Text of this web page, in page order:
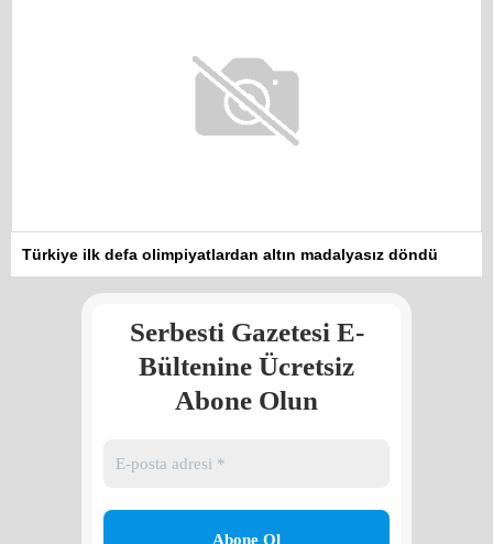
Türkiye ilk defa olimpiyatlardan altın madalyasız döndü
Serbesti Gazetesi E-
Bültenine Ücretsiz
Abone Olun
Kadına şiddet “Devlet” eliyle
meşrulaştırılıyor
Atilla Yüceak
Colani’nin arkasındaki güç
Faruk eş-Şara mı?
Hark Denklemi
Çözüm Süreci’nin yeniden